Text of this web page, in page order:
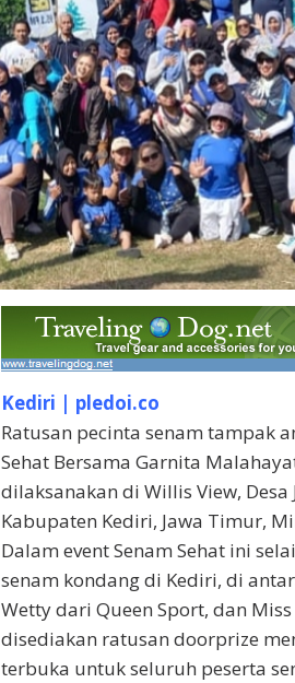
Kediri | pledoi.co
Ratusan pecinta senam tampak
Sehat Bersama Garnita
dilaksanakan di Willis View, Desa
Kabupaten Kediri, Jawa Timur,
Dalam event Senam Sehat ini
senam kondang di Kediri, di
Wetty dari Queen Sport, dan
disediakan ratusan doorprize
terbuka untuk seluruh peserta